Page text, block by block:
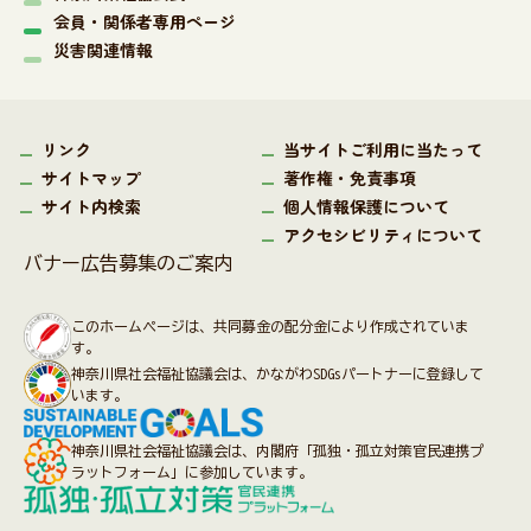
会員・関係者専用ページ
災害関連情報
リンク
サイトマップ
サイト内検索
当サイトご利用に当たって
著作権・免責事項
個人情報保護について
アクセシビリティについて
バナー広告募集のご案内
このホームページは、共同募金の配分金により作成されていま
す。
神奈川県社会福祉協議会は、かながわSDGsパートナーに登録して
います。
神奈川県社会福祉協議会は、内閣府「孤独・孤立対策官民連携プ
ラットフォーム」に参加しています。